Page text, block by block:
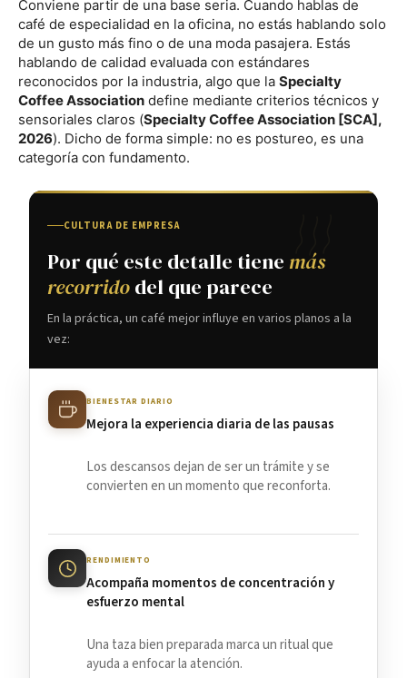
Conviene partir de una base seria. Cuando hablas de
café de especialidad en la oficina, no estás hablando solo
de un gusto más fino o de una moda pasajera. Estás
hablando de calidad evaluada con estándares
reconocidos por la industria, algo que la Specialty
Coffee Association define mediante criterios técnicos y
sensoriales claros (Specialty Coffee Association [SCA],
2026). Dicho de forma simple: no es postureo, es una
categoría con fundamento.
CULTURA DE EMPRESA
Por qué este detalle tiene más
recorridodel que parece
En la práctica, un café mejor influye en varios planos a la
vez:
BIENESTAR DIARIO
Mejora la experiencia diaria de las pausas
Los descansos dejan de ser un trámite y se
convierten en un momento que reconforta.
RENDIMIENTO
Acompaña momentos de concentración y
esfuerzo mental
Una taza bien preparada marca un ritual que
ayuda a enfocar la atención.